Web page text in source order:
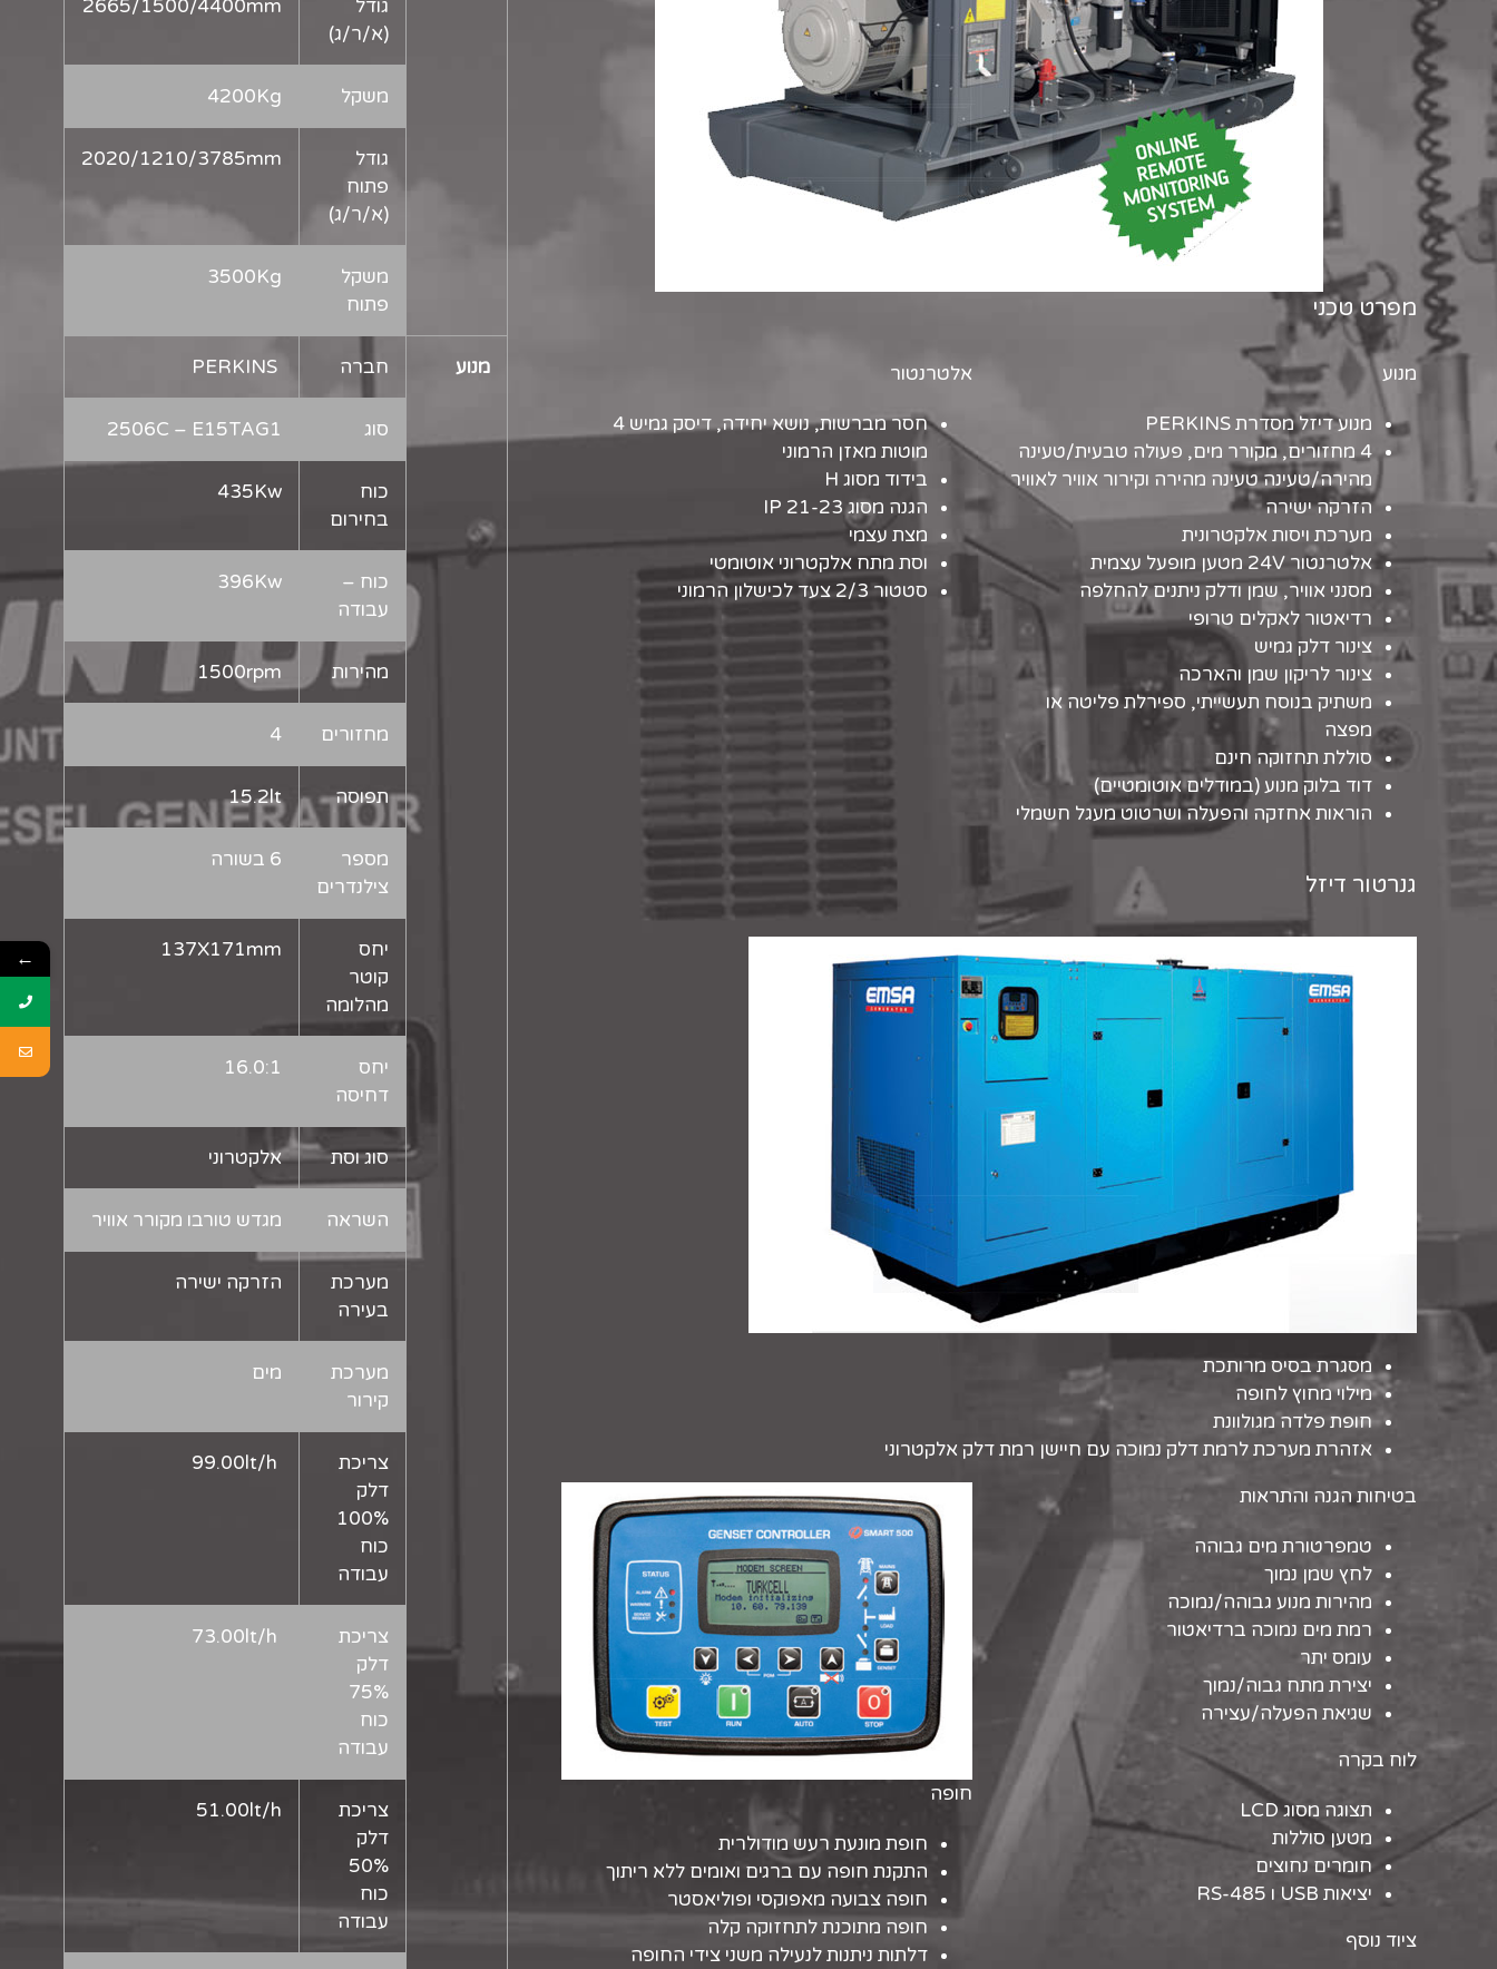
מפרט טכני
מנוע
מנוע דיזל מסדרת PERKINS
4 מחזורים, מקורר מים, פעולה טבעית/טעינה
מהירה/טעינה טעינה מהירה וקירור אוויר לאוויר
הזרקה ישירה
מערכת ויסות אלקטרונית
אלטרנטור 24V מטען מופעל עצמית
מסנני אוויר, שמן ודלק ניתנים להחלפה
רדיאטור לאקלים טרופי
צינור דלק גמיש
צינור לריקון שמן והארכה
משתיק בנוסח תעשייתי, ספירלת פליטה או
מפצה
סוללת תחזוקה חינם
דוד בלוק מנוע (במודלים אוטומטיים)
הוראות אחזקה והפעלה ושרטוט מעגל חשמלי
אלטרנטור
חסר מברשות, נושא יחידה, דיסק גמיש 4
מוטות מאזן הרמוני
בידוד מסוג H
הגנה מסוג IP 21-23
מצת עצמי
וסת מתח אלקטרוני אוטומטי
סטטור 2/3 צעד לכישלון הרמוני
גנרטור דיזל
מסגרת בסיס מרותכת
מילוי מחוץ לחופה
חופת פלדה מגולוונת
אזהרת מערכת לרמת דלק נמוכה עם חיישן רמת דלק אלקטרוני
בטיחות הגנה והתראות
טמפרטורת מים גבוהה
לחץ שמן נמוך
מהירות מנוע גבוהה/נמוכה
רמת מים נמוכה ברדיאטור
עומס יתר
יצירת מתח גבוה/נמוך
שגיאת הפעלה/עצירה
לוח בקרה
תצוגה מסוג LCD
מטען סוללות
חומרים נחוצים
יציאות USB ו RS-485
ציוד נוסף
חופה
חופת מונעת רעש מודולרית
התקנת חופה עם ברגים ואומים ללא ריתוך
חופה צבועה מאפוקסי ופוליאסטר
חופה מתוכנת לתחזוקה קלה
דלתות ניתנות לנעילה משני צידי החופה
גודל
(א/ר/ג)
2665/1500/4400mm
משקל 4200Kg
גודל
פתוח
(א/ר/ג)
2020/1210/3785mm
משקל
פתוח
3500Kg
מנוע חברה
סוג 2506C – E15TAG1
כוח
בחירום
435Kw
כוח –
עבודה
396Kw
מהירות 1500rpm
מחזורים 4
תפוסה 15.2lt
מספר
צילנדרים
6 בשורה
יחס
קוטר
מהלומה
137X171mm
יחס
דחיסה
16.0:1
סוג וסת אלקטרוני
השראה מגדש טורבו מקורר אוויר
מערכת
בעירה
הזרקה ישירה
מערכת
קירור
מים
צריכת
דלק
100%
כוח
עבודה
צריכת
דלק
75%
כוח
עבודה
צריכת
דלק
50%
כוח
עבודה
51.00lt/h
←